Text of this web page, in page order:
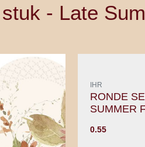
- Late
IHR
RONDE
SUMMER
0.55